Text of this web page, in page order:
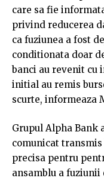
care sa fie
privind reducerea
ca fuziunea a fost
conditionata doar
banci au revenit cu
initial au remis
scurte, informeaza
Grupul Alpha Bank
comunicat transmis
precisa pentru
ansamblu a fuziunii